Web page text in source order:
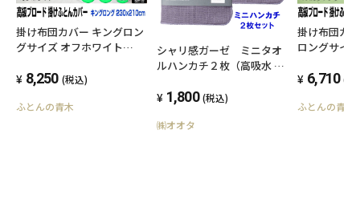
掛け布団カバー キングロン
グサイズ オフホワイト
高級ブロード オールシーズ
洗濯可能 ファスナー
8,250 (税込)
ふとんの青木
シャリ感ガーゼ ミニタオ
ルハンカチ２枚（高吸水 四
ック）
1,800 (税込)
㈱オオタ
掛け布団カ
ロングサイ
日本製 高級
ブル 洗濯可
6,710 (税
ふとんの青木